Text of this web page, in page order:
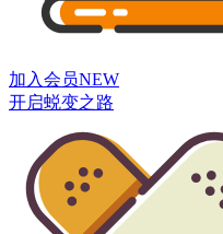
加入会员NEW
开启蜕变之路